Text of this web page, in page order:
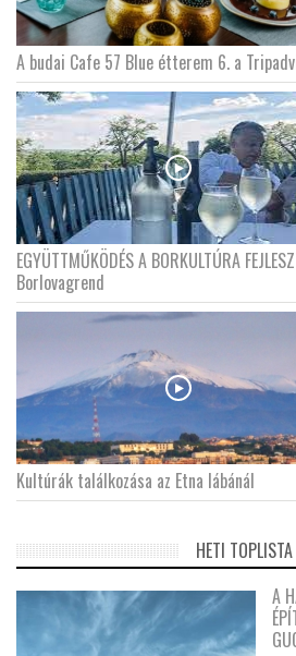
A budai Cafe 57 Blue étterem 6. a
EGYÜTTMŰKÖDÉS A BORKULTÚRA
Borlovagrend
Kultúrák találkozása az Etna lábánál
HETI TOPLISTA
A